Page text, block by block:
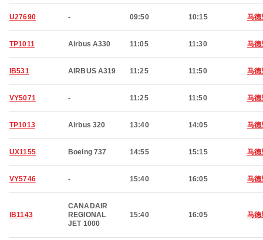
U27690 - 09:50 10:15 马德
TP1011 Airbus A330 11:05 11:30 马德
IB531 AIRBUS A319 11:25 11:50 马德
VY5071 - 11:25 11:50 马德
TP1013 Airbus 320 13:40 14:05 马德
UX1155 Boeing 737 14:55 15:15 马德
VY5746 - 15:40 16:05 马德
IB1143
CANADAIR
REGIONAL
JET 1000
15:40 16:05 马德